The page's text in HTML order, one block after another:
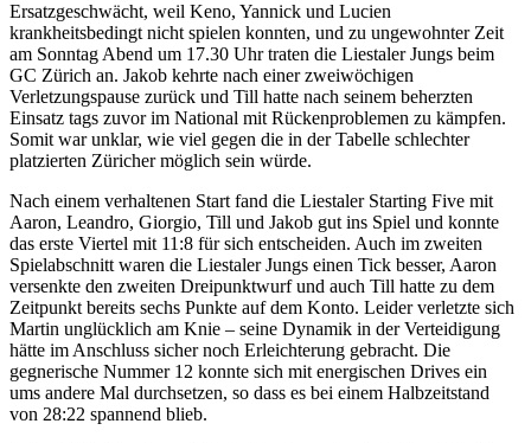
Ersatzgeschwächt, weil Keno, Yannick und Lucien
krankheitsbedingt nicht spielen konnten, und zu ungewohnter Zeit
am Sonntag Abend um 17.30 Uhr traten die Liestaler Jungs beim
GC Zürich an. Jakob kehrte nach einer zweiwöchigen
Verletzungspause zurück und Till hatte nach seinem beherzten
Einsatz tags zuvor im National mit Rückenproblemen zu kämpfen.
Somit war unklar, wie viel gegen die in der Tabelle schlechter
platzierten Züricher möglich sein würde.
Nach einem verhaltenen Start fand die Liestaler Starting Five mit
Aaron, Leandro, Giorgio, Till und Jakob gut ins Spiel und konnte
das erste Viertel mit 11:8 für sich entscheiden. Auch im zweiten
Spielabschnitt waren die Liestaler Jungs einen Tick besser, Aaron
versenkte den zweiten Dreipunktwurf und auch Till hatte zu dem
Zeitpunkt bereits sechs Punkte auf dem Konto. Leider verletzte sich
Martin unglücklich am Knie – seine Dynamik in der Verteidigung
hätte im Anschluss sicher noch Erleichterung gebracht. Die
gegnerische Nummer 12 konnte sich mit energischen Drives ein
ums andere Mal durchsetzen, so dass es bei einem Halbzeitstand
von 28:22 spannend blieb.